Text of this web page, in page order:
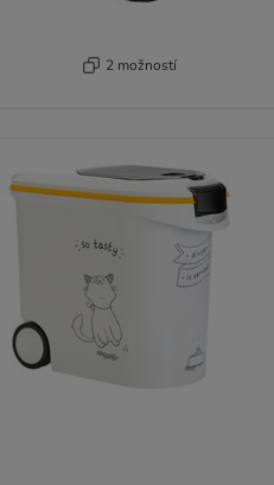
2 možností